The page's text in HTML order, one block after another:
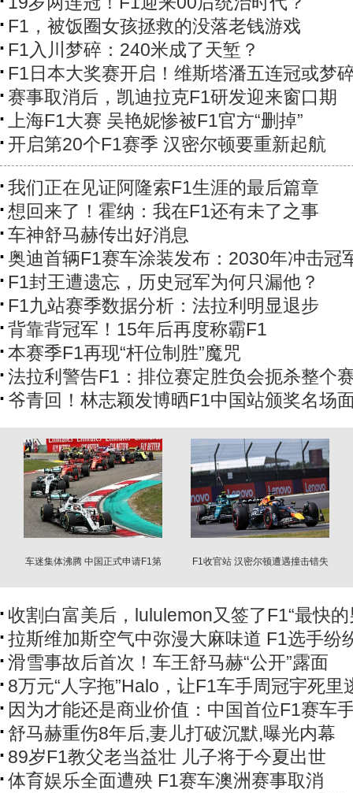
F1，被饭圈女孩拯救的没落老钱游戏
F1入川梦碎：240米成了天堑？
F1日本大奖赛开启！维斯塔潘五连冠或梦
赛事取消后，凯迪拉克F1研发迎来窗口期
上海F1大赛 吴艳妮惨被F1官方“删掉”
开启第20个F1赛季 汉密尔顿要重新起航
我们正在见证阿隆索F1生涯的最后篇章
想回来了！霍纳：我在F1还有未了之事
车神舒马赫传出好消息
奥迪首辆F1赛车涂装发布：2030年冲击冠
F1封王遭遗忘，历史冠军为何只漏他？
F1九站赛季数据分析：法拉利明显退步
背靠背冠军！15年后再度称霸F1
本赛季F1再现“杆位制胜”魔咒
法拉利警告F1：排位赛定胜负会扼杀整个
爷青回！林志颖发博晒F1中国站颁奖名场
车迷集体沸腾 中国正式申请F1第
F1收官站 汉密尔顿遭遇撞击错失
收割白富美后，lululemon又签了F1“最快的
拉斯维加斯空气中弥漫大麻味道 F1选手纷
滑雪事故后首次！车王舒马赫“公开”露面
8万元“人字拖”Halo，让F1车手周冠宇死里
因为才能还是商业价值：中国首位F1赛车
舒马赫重伤8年后,妻儿打破沉默,曝光内幕
89岁F1教父老当益壮 儿子将于今夏出世
体育娱乐全面遭殃 F1赛车澳洲赛事取消